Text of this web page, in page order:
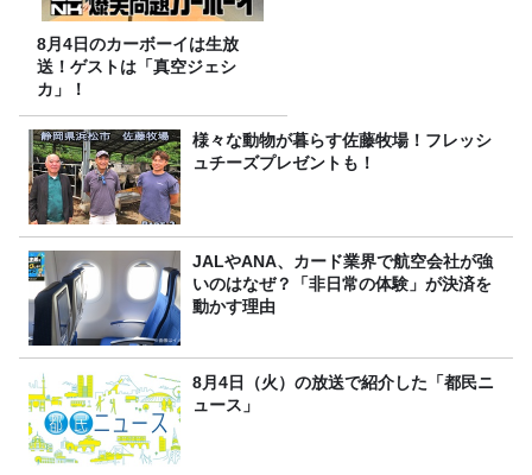
8月4日のカーボーイは生放
送！ゲストは「真空ジェシ
カ」！
様々な動物が暮らす佐藤牧場！フレッシ
ュチーズプレゼントも！
JALやANA、カード業界で航空会社が強
いのはなぜ？「非日常の体験」が決済を
動かす理由
8月4日（火）の放送で紹介した「都民ニ
ュース」